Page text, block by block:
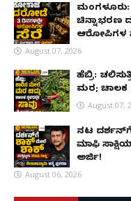
ಚಿನ್ನಾಭರಣ
ಆರೋಪಿಗಳ
August 07, 2026
ಹೆಬ್ರಿ:
ಮರ; ಚಾಲಕ
August 07,
ನಟ ದರ್ಶನ್‌ಗೆ
ಮಾಫಿ
ಅರ್ಜಿ!
August 06, 2026